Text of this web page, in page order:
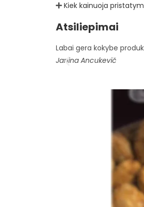
Kiek kainuoja
Atsiliepimai
Labai gera kokybe
Janina Ancukevič